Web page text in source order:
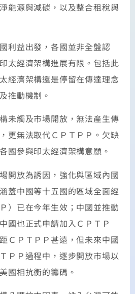
能源與減碳，以及整合租稅與
益出發，各國並非全盤認
太經濟架構進展有限。包括此
經濟架構還是停留在傳達理念
推動機制。
觸及市場開放，無法產生傳
更無法取代ＣＰＴＰＰ。欠缺
國參與印太經濟架構意願。
放為誘因，強化與區域內國
蓋中國等十五國的區域全面經
）已在今年生效；中國並推動
國也正式申請加入ＣＰＴＰ
ＣＰＴＰＰ甚遠，但未來中國
ＰＰ過程中，逐步開放市場以
國相抗衡的籌碼。